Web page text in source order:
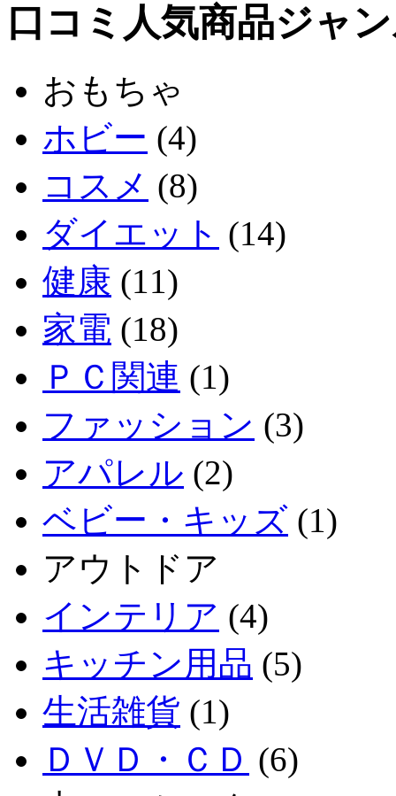
口コミ人気商品ジャ
おもちゃ
ホビー (4)
コスメ (8)
ダイエット (14)
健康 (11)
家電 (18)
ＰＣ関連 (1)
ファッション (3)
アパレル (2)
ベビー・キッズ (1)
アウトドア
インテリア (4)
キッチン用品 (5)
生活雑貨 (1)
ＤＶＤ・ＣＤ (6)